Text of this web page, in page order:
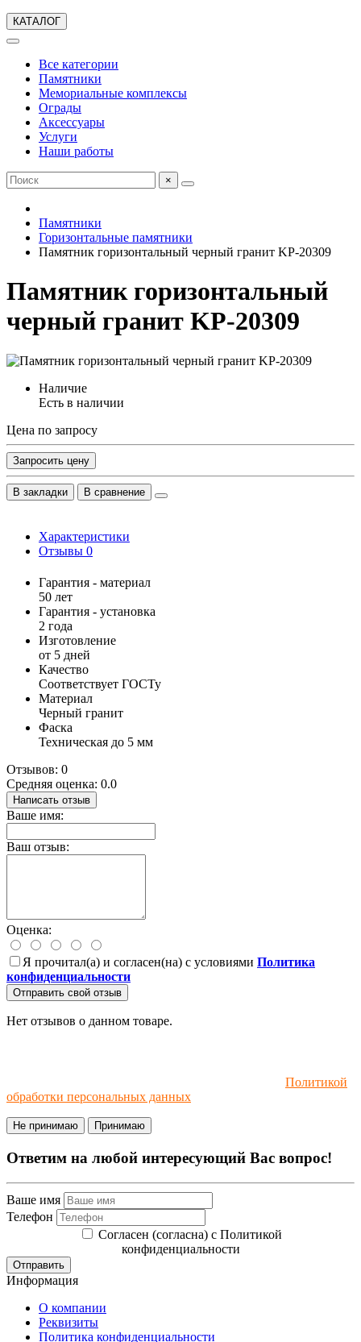
КАТАЛОГ
Все категории
Памятники
Мемориальные комплексы
Ограды
Аксессуары
Услуги
Наши работы
×
Памятники
Горизонтальные памятники
Памятник горизонтальный черный гранит KP-20309
Памятник горизонтальный
черный гранит KP-20309
Наличие
Есть в наличии
Цена по запросу
Запросить цену
В закладки В сравнение
Характеристики
Отзывы 0
Гарантия - материал
50 лет
Гарантия - установка
2 года
Изготовление
от 5 дней
Качество
Соответствует ГОСТу
Материал
Черный гранит
Фаска
Техническая до 5 мм
Отзывов: 0
Средняя оценка: 0.0
Написать отзыв
Ваше имя:
Ваш отзыв:
Оценка:
Я прочитал(а) и согласен(на) с условиями Политика
конфиденциальности
Отправить свой отзыв
Нет отзывов о данном товаре.
Политикой
обработки персональных данных
Не принимаю Принимаю
Ответим на любой интересующий Вас вопрос!
Ваше имя
Телефон
Согласен (согласна) с Политикой
конфиденциальности
Отправить
Информация
О компании
Реквизиты
Политика конфиденциальности